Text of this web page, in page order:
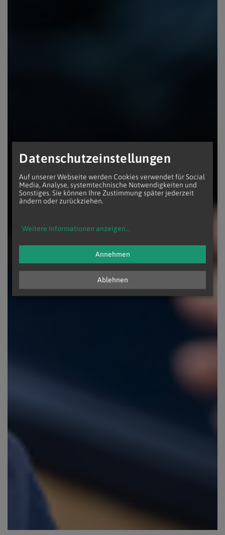
Datenschutzeinstellungen
Auf unserer Webseite werden Cookies verwendet für Social
Media, Analyse, systemtechnische Notwendigkeiten und
Sonstiges. Sie können Ihre Zustimmung später jederzeit
ändern oder zurückziehen.
Weitere Informationen anzeigen...
Ablehnen
Annehmen